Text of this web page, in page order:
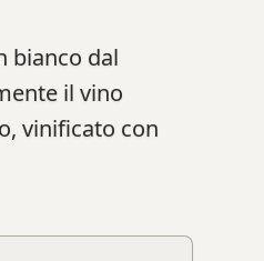
bianco dal
il vino
vinificato con